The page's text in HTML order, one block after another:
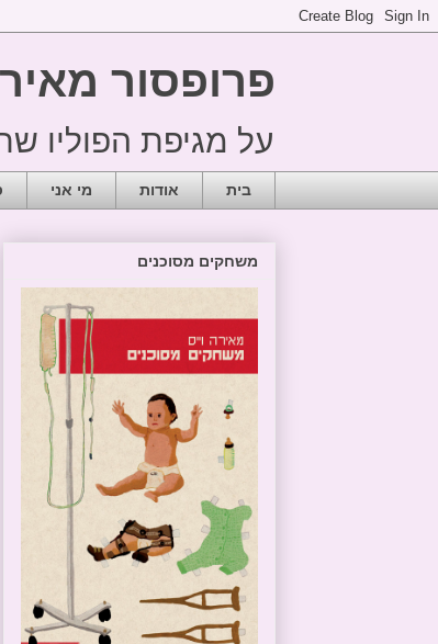
פרופסור
על מגיפת הפוליו שתקפה
בית אודות מי אני
משחקים מסוכנים